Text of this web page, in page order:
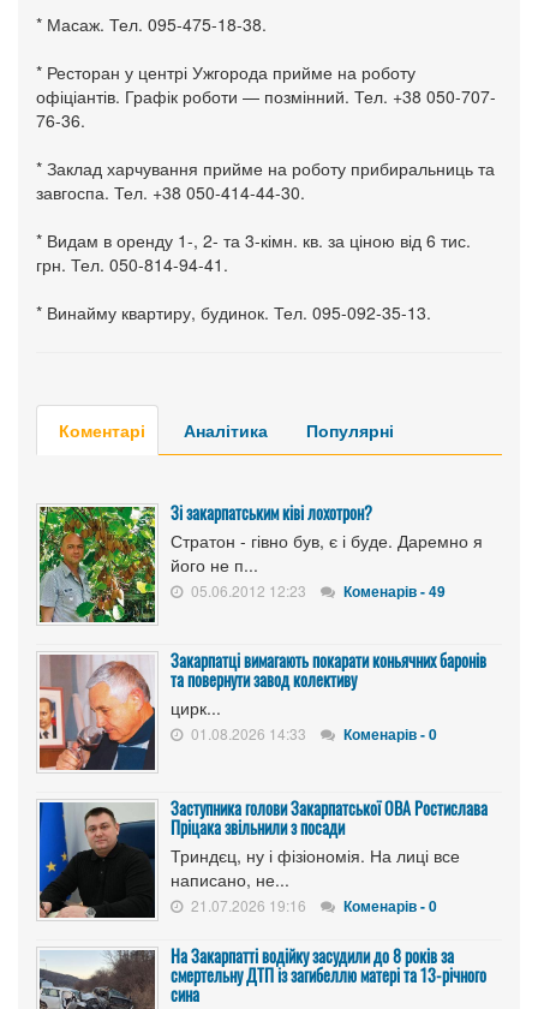
* Масаж. Тел. 095-475-18-38.
* Ресторан у центрі Ужгорода прийме на роботу
офіціантів. Графік роботи — позмінний. Тел. +38 050-707-
76-36.
* Заклад харчування прийме на роботу прибиральниць та
завгоспа. Тел. +38 050-414-44-30.
* Видам в оренду 1-, 2- та 3-кімн. кв. за ціною від 6 тис.
грн. Тел. 050-814-94-41.
* Винайму квартиру, будинок. Тел. 095-092-35-13.
Коментарі Аналітика Популярні
Зі закарпатським ківі лохотрон?
Стратон - гівно був, є і буде. Даремно я
його не п...
05.06.2012 12:23 Коменарів - 49
Закарпатці вимагають покарати коньячних баронів
та повернути завод колективу
цирк...
01.08.2026 14:33 Коменарів - 0
Заступника голови Закарпатської ОВА Ростислава
Пріцака звільнили з посади
Триндєц, ну і фізіономія. На лиці все
написано, не...
21.07.2026 19:16 Коменарів - 0
На Закарпатті водійку засудили до 8 років за
смертельну ДТП із загибеллю матері та 13-річного
сина